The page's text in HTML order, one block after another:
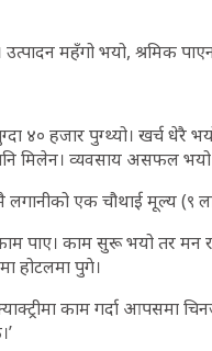
महँगो भयो, श्रमिक
४० हजार पुग्थ्यो। खर्च धेरै
मिलेन। व्यवसाय असफल
लगानीको एक चौथाई मूल्य (९
पाए। काम सुरू भयो तर मन
होटलमा पुगे।
काम गर्दा आपसमा